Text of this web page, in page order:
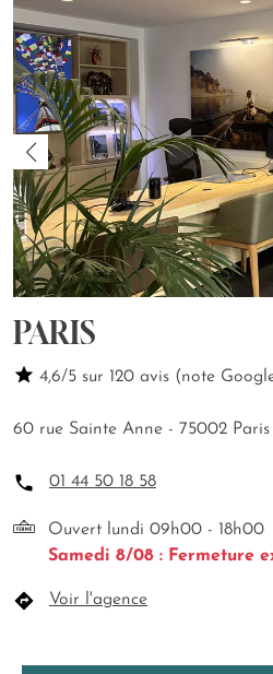
PARIS
4,6/5 sur 120 avis (note
60 rue Sainte Anne - 75002 Paris
01 44 50 18 58
Ouvert lundi 09h00 - 18h00
Samedi 8/08 : Fermeture
Voir l'agence